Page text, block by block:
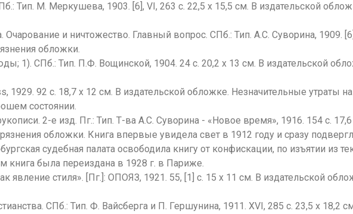
Тип. М. Меркушева, 1903. [6], VI, 263 с. 22,5 х 15,5 см. В издательской
и ничтожество. Главный вопрос. СПб.: Тип. А.С. Суворина, 1909.
обложки.
1). СПб.: Тип. П.Ф. Вощинской, 1904. 24 с. 20,2 х 13 см. В издательской
1929. 92 с. 18,7 х 12 см. В издательской обложке. Незначительные утраты
состоянии.
2-е изд. Пг.: Тип. Т-ва А.С. Суворина - «Новое время», 1916. 154 с.
обложки. Книга впервые увидела свет в 1912 году и сразу
судебная палата освободила книгу от конфискации, по изъятии из
книга была переиздана в 1928 г. в Париже.
явление стиля». [Пг.]: ОПОЯЗ, 1921. 55, [1] с. 15 х 11 см. В издательской
СПб.: Тип. Ф. Вайсберга и П. Гершунина, 1911. XVI, 285 с. 23,5 х 18,2